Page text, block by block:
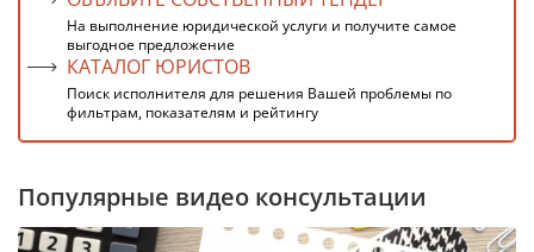
На выполнение юридической услуги и получите самое
выгодное предложение
КАТАЛОГ ЮРИСТОВ
Поиск исполнителя для решения Вашей проблемы по
фильтрам, показателям и рейтингу
Популярные видео консультации